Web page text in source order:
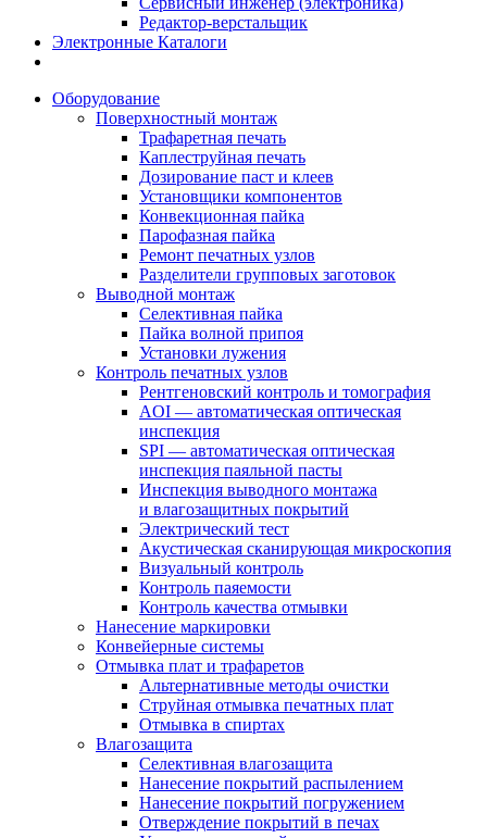
Редактор-верстальщик
Электронные Каталоги
Оборудование
Поверхностный монтаж
Трафаретная печать
Каплеструйная печать
Дозирование паст и клеев
Установщики компонентов
Конвекционная пайка
Парофазная пайка
Ремонт печатных узлов
Разделители групповых заготовок
Выводной монтаж
Селективная пайка
Пайка волной припоя
Установки лужения
Контроль печатных узлов
Рентгеновский контроль и томография
AOI — автоматическая оптическая
инспекция
SPI — автоматическая оптическая
инспекция паяльной пасты
Инспекция выводного монтажа
и влагозащитных покрытий
Электрический тест
Акустическая сканирующая микроскопия
Визуальный контроль
Контроль паяемости
Контроль качества отмывки
Нанесение маркировки
Конвейерные системы
Отмывка плат и трафаретов
Альтернативные методы очистки
Струйная отмывка печатных плат
Отмывка в спиртах
Влагозащита
Селективная влагозащита
Нанесение покрытий распылением
Нанесение покрытий погружением
Отверждение покрытий в печах